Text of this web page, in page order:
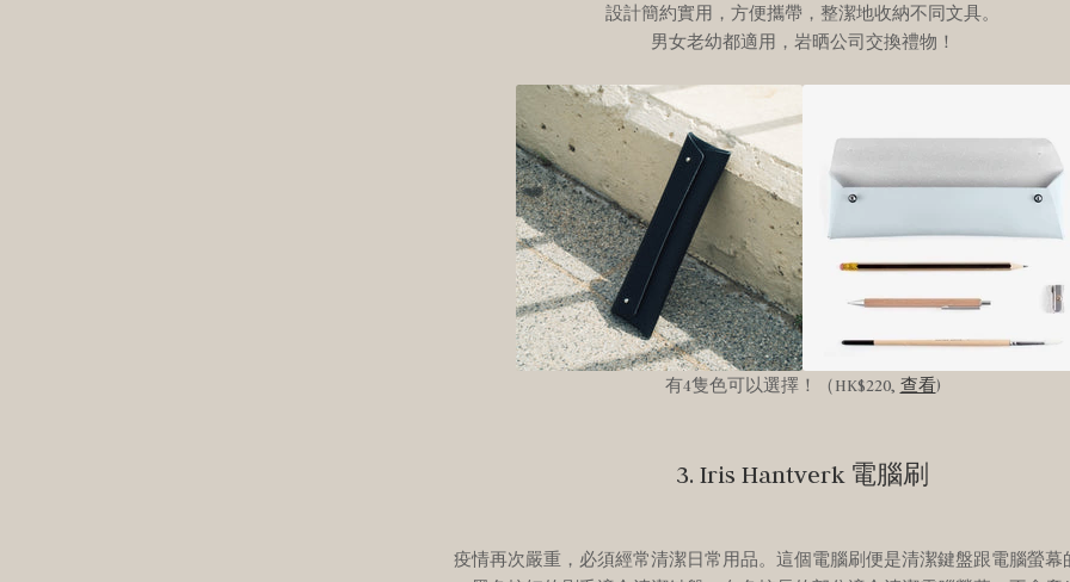
設計簡約實用，方便攜帶，整潔地收納不同文具。
男女老幼都適用，岩晒公司交換禮物！
有4隻色可以選擇！（HK$220, 查看)
3. Iris Hantverk 電腦刷
疫情再次嚴重，必須經常清潔日常用品。 這個電腦刷便是清潔鍵盤跟電腦螢幕